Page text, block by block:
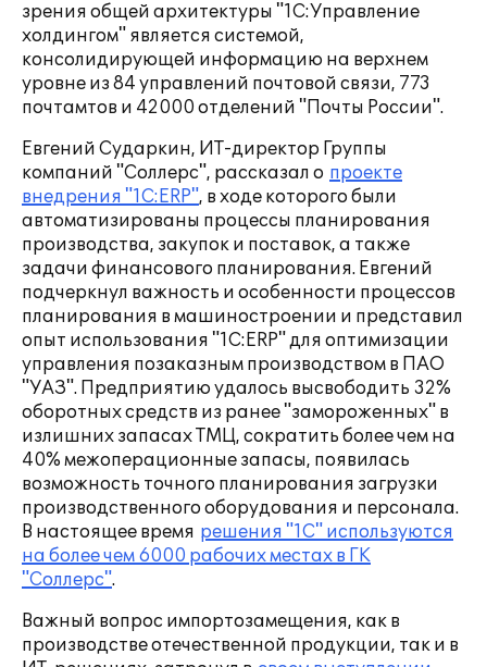
зрения общей архитектуры "1С:Управление
холдингом" является системой,
консолидирующей информацию на верхнем
уровне из 84 управлений почтовой связи, 773
почтамтов и 42000 отделений "Почты России".
Евгений Сударкин, ИТ-директор Группы
компаний "Соллерс", рассказал о проекте
внедрения "1С:ERP", в ходе которого были
автоматизированы процессы планирования
производства, закупок и поставок, а также
задачи финансового планирования. Евгений
подчеркнул важность и особенности процессов
планирования в машиностроении и представил
опыт использования "1С:ERP" для оптимизации
управления позаказным производством в ПАО
"УАЗ". Предприятию удалось высвободить 32%
оборотных средств из ранее "замороженных" в
излишних запасах ТМЦ, сократить более чем на
40% межоперационные запасы, появилась
возможность точного планирования загрузки
производственного оборудования и персонала.
В настоящее время решения "1С" используются
на более чем 6000 рабочих местах в ГК
"Соллерс".
Важный вопрос импортозамещения, как в
производстве отечественной продукции, так и в